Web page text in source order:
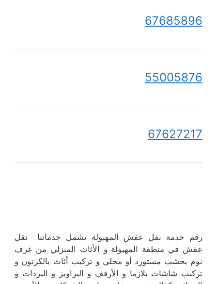
67685896
55005876
67627217
رقم خدمة نقل عفش المهبولة تشمل خدماتنا نقل
عفش في منطقة المهبولة و الأثاث المنزلي من غرف
نوم بخشب مستورد أو محلي و تركيب أثاث بالكرتون و
تركيب شاشات بلازما و الأرفف و البراويز و البردات و